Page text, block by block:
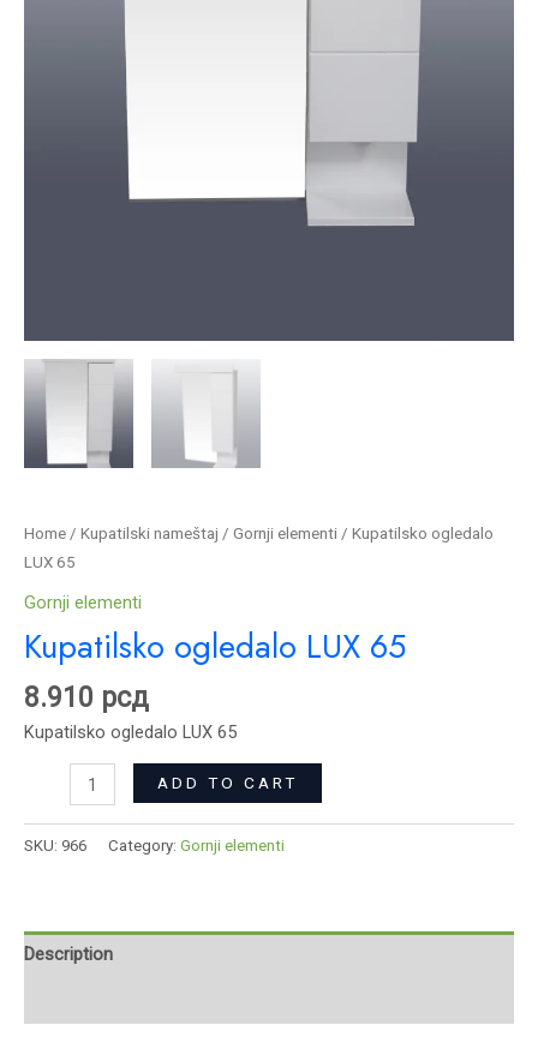
Home / Kupatilski nameštaj / Gornji elementi / Kupatilsko ogledalo
LUX 65
Gornji elementi
Kupatilsko ogledalo LUX 65
8.910 рсд
Kupatilsko ogledalo LUX 65
ADD TO CART
SKU: 966 Category: Gornji elementi
Description